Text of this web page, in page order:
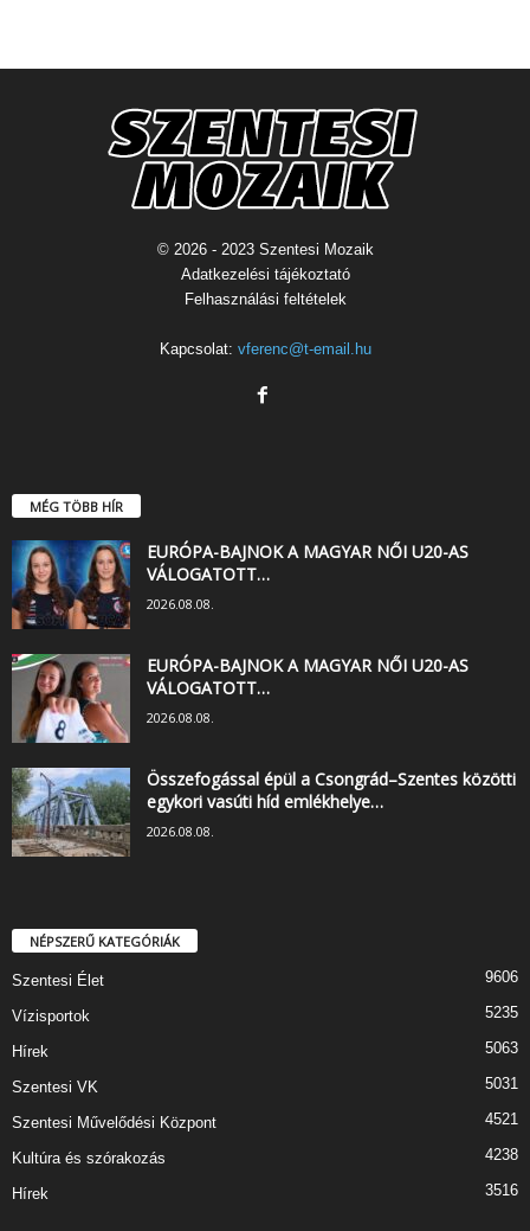
© 2026 - 2023 Szentesi Mozaik
Adatkezelési tájékoztató
Felhasználási feltételek
Kapcsolat: vferenc@t-email.hu
MÉG TÖBB HÍR
EURÓPA-BAJNOK A MAGYAR NŐI U20-AS
VÁLOGATOTT…
2026.08.08.
EURÓPA-BAJNOK A MAGYAR NŐI U20-AS
VÁLOGATOTT…
2026.08.08.
Összefogással épül a Csongrád–Szentes közötti
egykori vasúti híd emlékhelye…
2026.08.08.
NÉPSZERŰ KATEGÓRIÁK
Szentesi Élet 9606
Vízisportok 5235
Hírek 5063
Szentesi VK 5031
Szentesi Művelődési Központ 4521
Kultúra és szórakozás 4238
Hírek 3516